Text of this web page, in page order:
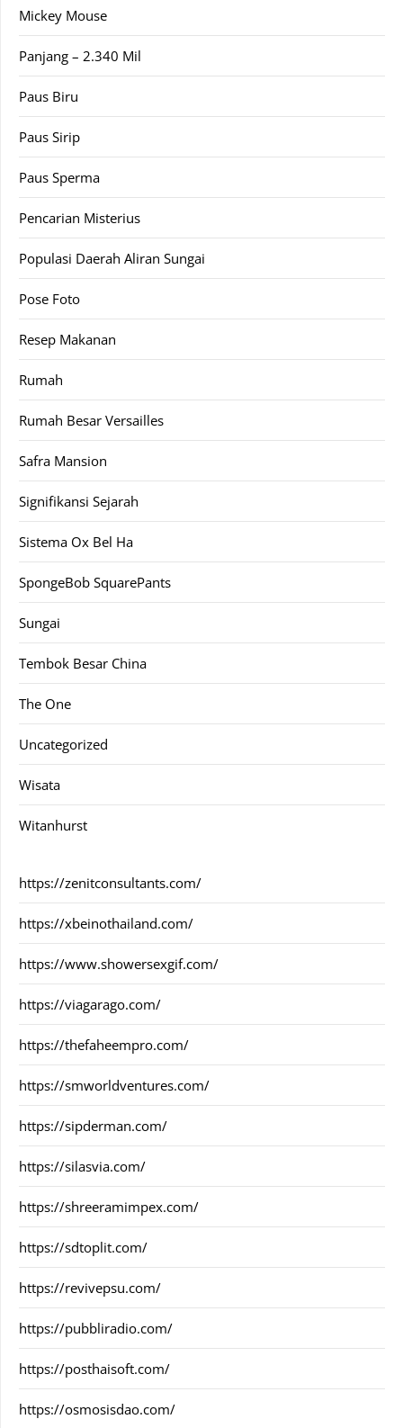
Mickey Mouse
Panjang – 2.340 Mil
Paus Biru
Paus Sirip
Paus Sperma
Pencarian Misterius
Populasi Daerah Aliran Sungai
Pose Foto
Resep Makanan
Rumah
Rumah Besar Versailles
Safra Mansion
Signifikansi Sejarah
Sistema Ox Bel Ha
SpongeBob SquarePants
Sungai
Tembok Besar China
The One
Uncategorized
Wisata
Witanhurst
https://zenitconsultants.com/
https://xbeinothailand.com/
https://www.showersexgif.com/
https://viagarago.com/
https://thefaheempro.com/
https://smworldventures.com/
https://sipderman.com/
https://silasvia.com/
https://shreeramimpex.com/
https://sdtoplit.com/
https://revivepsu.com/
https://pubbliradio.com/
https://posthaisoft.com/
https://osmosisdao.com/